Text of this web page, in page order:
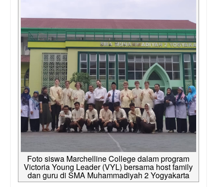
Foto siswa Marchelline College dalam program
Victoria Young Leader (VYL) bersama host family
dan guru di SMA Muhammadiyah 2 Yogyakarta